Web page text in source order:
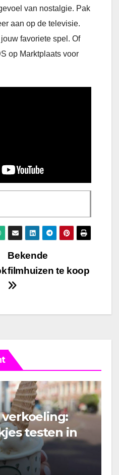
van nostalgie. Pak
aan op de televisie.
favoriete spel. Of
op Marktplaats voor
Bekende
filmhuizen te koop
verkoeling:
testen in